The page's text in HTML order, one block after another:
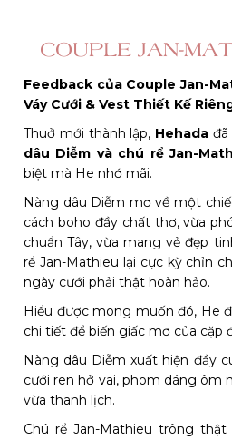
COUPLE JAN-
Feedback của Couple Jan-
Váy Cưới & Vest Thiết Kế
Thuở mới thành lập, Hehada
dâu Diễm và chú rể Jan-
biệt mà He nhớ mãi.
Nàng dâu Diễm mơ về một
cách boho đầy chất thơ, vừa
chuẩn Tây, vừa mang vẻ đẹp
rể Jan-Mathieu lại cực kỳ chỉn
ngày cưới phải thật hoàn hảo.
Hiểu được mong muốn đó, He
chi tiết để biến giấc mơ của cặp
Nàng dâu Diễm xuất hiện đầy
cưới ren hở vai, phom dáng ôm
vừa thanh lịch.
Chú rể Jan-Mathieu trông